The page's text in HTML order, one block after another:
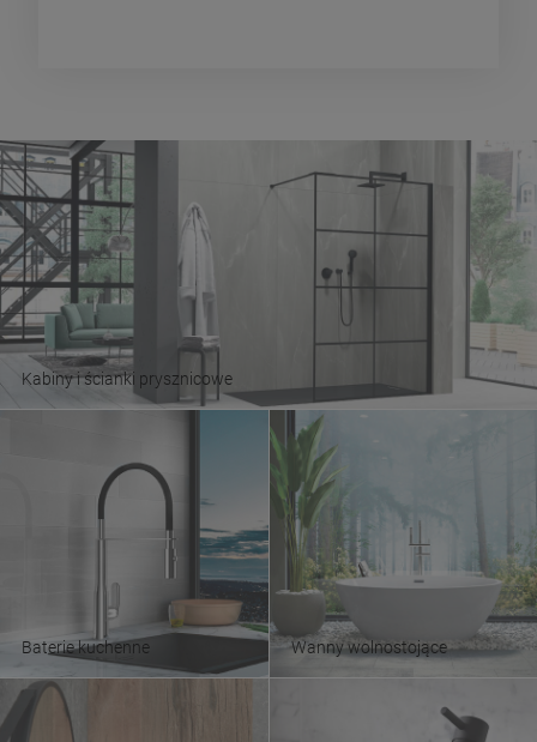
Kabiny i ścianki prysznicowe
Baterie kuchenne Wanny wolnostojące